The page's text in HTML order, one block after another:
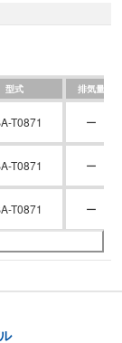
とSUVらしい存在感
オーディオを採用す
機能、先進運転支援
型式 排気量
T0871 ー
T0871 ー
T0871 ー